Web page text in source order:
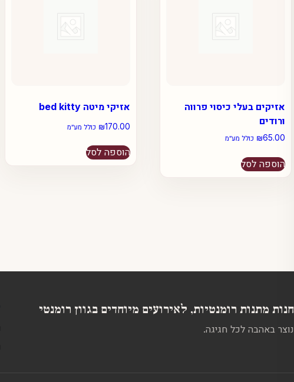
אזיקי מיטה bed kitty
₪170.00 כולל מע״מ
הוספה לסל
אזיקים בעלי כיסוי פרווה
ורודים
₪65.00 כולל מע״מ
הוספה לסל
חנות מתנות רומנטיות, לאירועים מיוחדים בגוון רומנטי
נוצר באהבה לכל חגיגה.